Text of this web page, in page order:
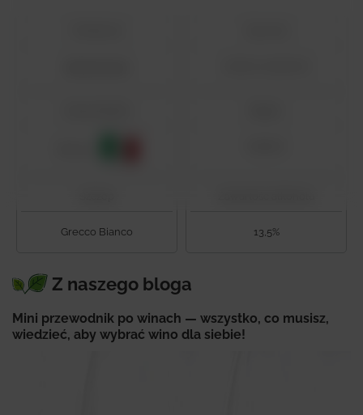
Grecco Bianco 13,5%
Z naszego bloga
Mini przewodnik po winach — wszystko, co musisz,
wiedzieć, aby wybrać wino dla siebie!